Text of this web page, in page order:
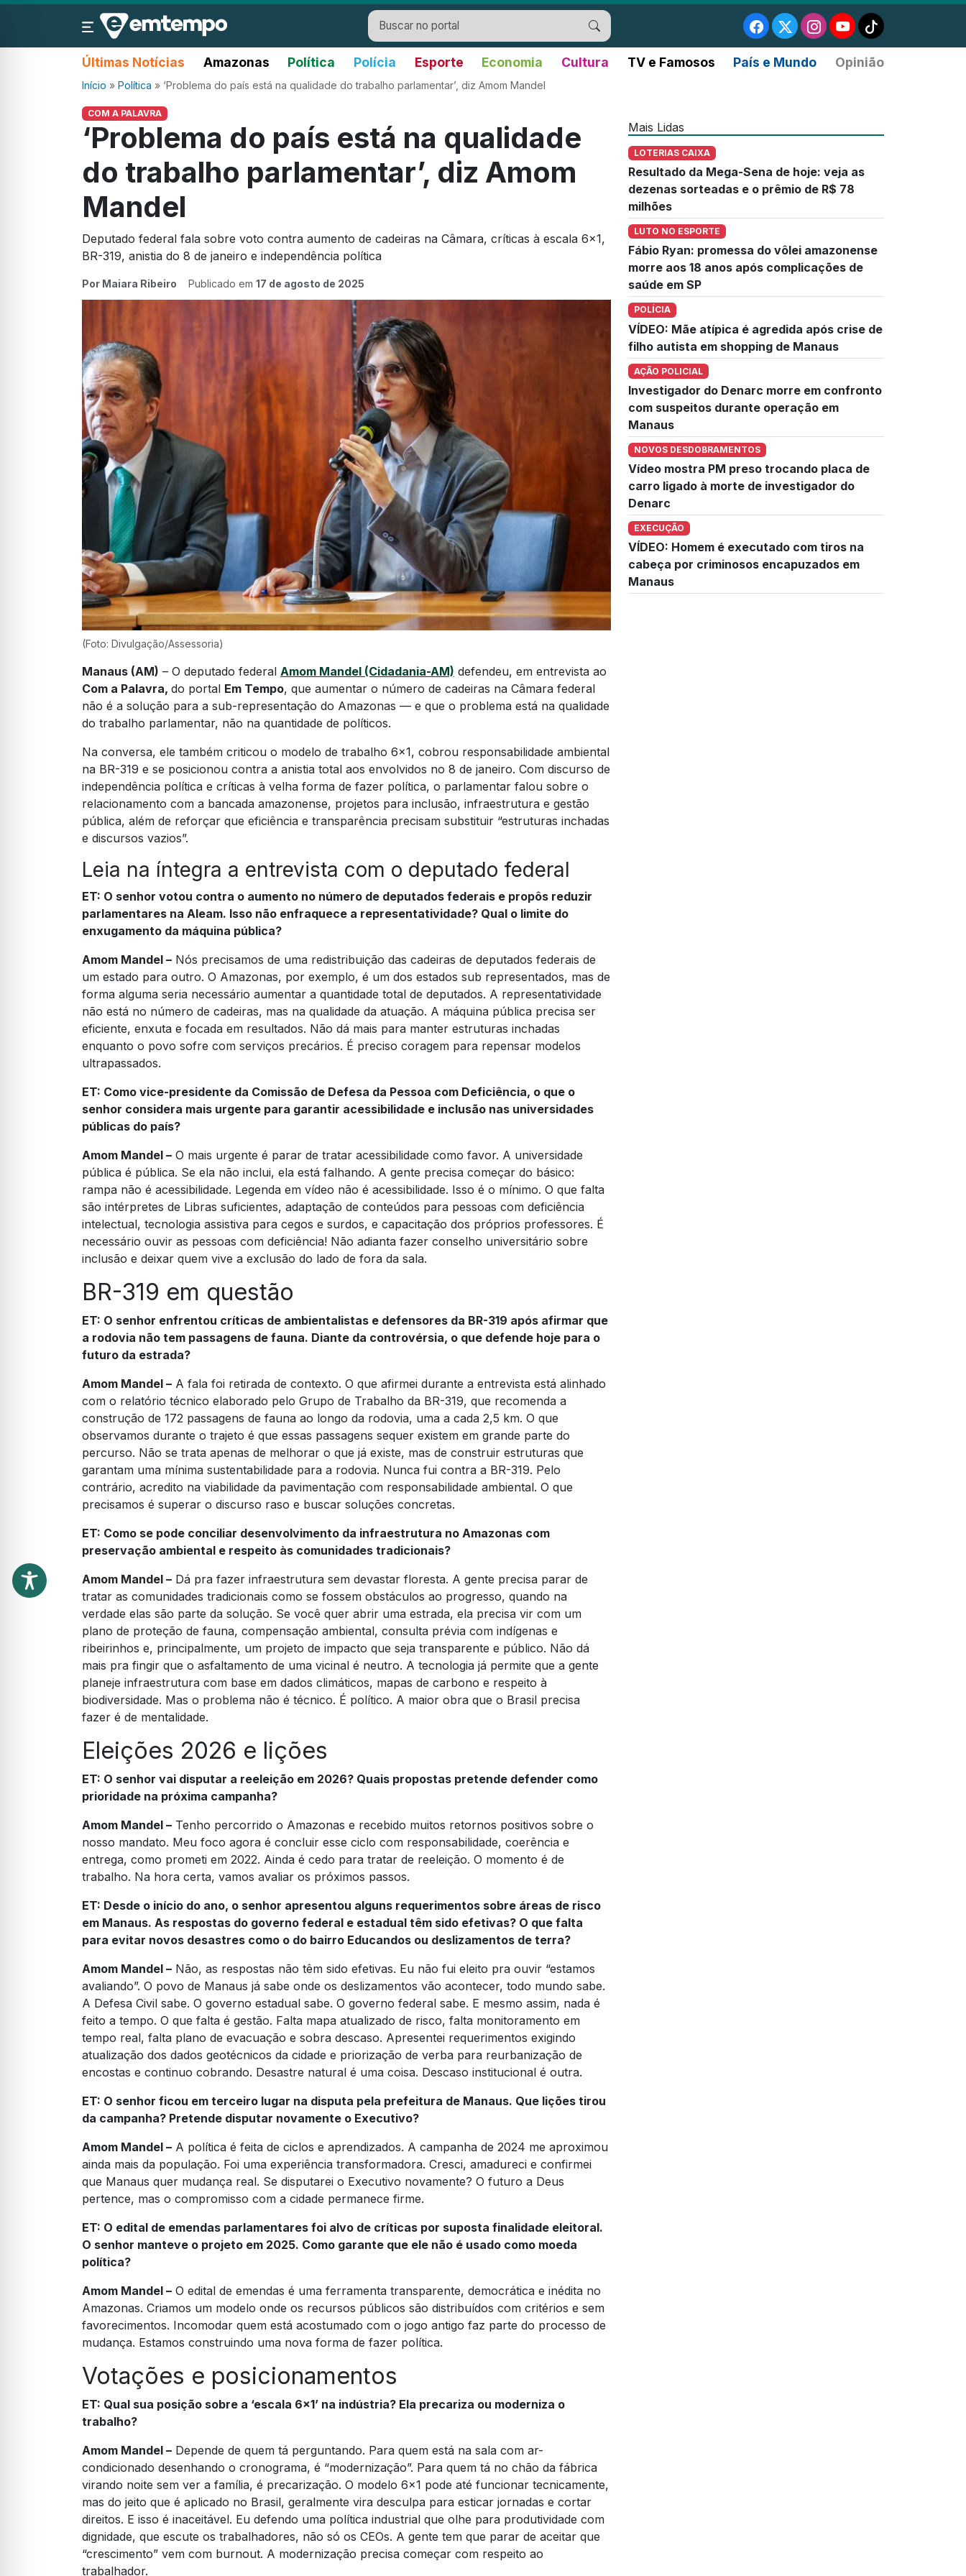
Últimas Notícias Amazonas Política Polícia Esporte Economia Cultura TV e Famosos País e Mundo Opinião
Início » Política » ‘Problema do país está na qualidade do trabalho parlamentar’, diz Amom Mandel
COM A PALAVRA
‘Problema do país está na qualidade
do trabalho parlamentar’, diz Amom
Mandel
Deputado federal fala sobre voto contra aumento de cadeiras na Câmara, críticas à escala 6x1,
BR-319, anistia do 8 de janeiro e independência política
Por Maiara Ribeiro Publicado em 17 de agosto de 2025
(Foto: Divulgação/Assessoria)
Manaus (AM) – O deputado federal Amom Mandel (Cidadania-AM) defendeu, em entrevista ao
Com a Palavra, do portal Em Tempo, que aumentar o número de cadeiras na Câmara federal
não é a solução para a sub-representação do Amazonas — e que o problema está na qualidade
do trabalho parlamentar, não na quantidade de políticos.
Na conversa, ele também criticou o modelo de trabalho 6×1, cobrou responsabilidade ambiental
na BR-319 e se posicionou contra a anistia total aos envolvidos no 8 de janeiro. Com discurso de
independência política e críticas à velha forma de fazer política, o parlamentar falou sobre o
relacionamento com a bancada amazonense, projetos para inclusão, infraestrutura e gestão
pública, além de reforçar que eficiência e transparência precisam substituir “estruturas inchadas
e discursos vazios”.
Leia na íntegra a entrevista com o deputado federal
ET: O senhor votou contra o aumento no número de deputados federais e propôs reduzir
parlamentares na Aleam. Isso não enfraquece a representatividade? Qual o limite do
enxugamento da máquina pública?
Amom Mandel – Nós precisamos de uma redistribuição das cadeiras de deputados federais de
um estado para outro. O Amazonas, por exemplo, é um dos estados sub representados, mas de
forma alguma seria necessário aumentar a quantidade total de deputados. A representatividade
não está no número de cadeiras, mas na qualidade da atuação. A máquina pública precisa ser
eficiente, enxuta e focada em resultados. Não dá mais para manter estruturas inchadas
enquanto o povo sofre com serviços precários. É preciso coragem para repensar modelos
ultrapassados.
ET: Como vice-presidente da Comissão de Defesa da Pessoa com Deficiência, o que o
senhor considera mais urgente para garantir acessibilidade e inclusão nas universidades
públicas do país?
Amom Mandel – O mais urgente é parar de tratar acessibilidade como favor. A universidade
pública é pública. Se ela não inclui, ela está falhando. A gente precisa começar do básico:
rampa não é acessibilidade. Legenda em vídeo não é acessibilidade. Isso é o mínimo. O que falta
são intérpretes de Libras suficientes, adaptação de conteúdos para pessoas com deficiência
intelectual, tecnologia assistiva para cegos e surdos, e capacitação dos próprios professores. É
necessário ouvir as pessoas com deficiência! Não adianta fazer conselho universitário sobre
inclusão e deixar quem vive a exclusão do lado de fora da sala.
BR-319 em questão
ET: O senhor enfrentou críticas de ambientalistas e defensores da BR-319 após afirmar que
a rodovia não tem passagens de fauna. Diante da controvérsia, o que defende hoje para o
futuro da estrada?
Amom Mandel – A fala foi retirada de contexto. O que afirmei durante a entrevista está alinhado
com o relatório técnico elaborado pelo Grupo de Trabalho da BR-319, que recomenda a
construção de 172 passagens de fauna ao longo da rodovia, uma a cada 2,5 km. O que
observamos durante o trajeto é que essas passagens sequer existem em grande parte do
percurso. Não se trata apenas de melhorar o que já existe, mas de construir estruturas que
garantam uma mínima sustentabilidade para a rodovia. Nunca fui contra a BR-319. Pelo
contrário, acredito na viabilidade da pavimentação com responsabilidade ambiental. O que
precisamos é superar o discurso raso e buscar soluções concretas.
ET: Como se pode conciliar desenvolvimento da infraestrutura no Amazonas com
preservação ambiental e respeito às comunidades tradicionais?
Amom Mandel – Dá pra fazer infraestrutura sem devastar floresta. A gente precisa parar de
tratar as comunidades tradicionais como se fossem obstáculos ao progresso, quando na
verdade elas são parte da solução. Se você quer abrir uma estrada, ela precisa vir com um
plano de proteção de fauna, compensação ambiental, consulta prévia com indígenas e
ribeirinhos e, principalmente, um projeto de impacto que seja transparente e público. Não dá
mais pra fingir que o asfaltamento de uma vicinal é neutro. A tecnologia já permite que a gente
planeje infraestrutura com base em dados climáticos, mapas de carbono e respeito à
biodiversidade. Mas o problema não é técnico. É político. A maior obra que o Brasil precisa
fazer é de mentalidade.
Eleições 2026 e lições
ET: O senhor vai disputar a reeleição em 2026? Quais propostas pretende defender como
prioridade na próxima campanha?
Amom Mandel – Tenho percorrido o Amazonas e recebido muitos retornos positivos sobre o
nosso mandato. Meu foco agora é concluir esse ciclo com responsabilidade, coerência e
entrega, como prometi em 2022. Ainda é cedo para tratar de reeleição. O momento é de
trabalho. Na hora certa, vamos avaliar os próximos passos.
ET: Desde o início do ano, o senhor apresentou alguns requerimentos sobre áreas de risco
em Manaus. As respostas do governo federal e estadual têm sido efetivas? O que falta
para evitar novos desastres como o do bairro Educandos ou deslizamentos de terra?
Amom Mandel – Não, as respostas não têm sido efetivas. Eu não fui eleito pra ouvir “estamos
avaliando”. O povo de Manaus já sabe onde os deslizamentos vão acontecer, todo mundo sabe.
A Defesa Civil sabe. O governo estadual sabe. O governo federal sabe. E mesmo assim, nada é
feito a tempo. O que falta é gestão. Falta mapa atualizado de risco, falta monitoramento em
tempo real, falta plano de evacuação e sobra descaso. Apresentei requerimentos exigindo
atualização dos dados geotécnicos da cidade e priorização de verba para reurbanização de
encostas e continuo cobrando. Desastre natural é uma coisa. Descaso institucional é outra.
ET: O senhor ficou em terceiro lugar na disputa pela prefeitura de Manaus. Que lições tirou
da campanha? Pretende disputar novamente o Executivo?
Amom Mandel – A política é feita de ciclos e aprendizados. A campanha de 2024 me aproximou
ainda mais da população. Foi uma experiência transformadora. Cresci, amadureci e confirmei
que Manaus quer mudança real. Se disputarei o Executivo novamente? O futuro a Deus
pertence, mas o compromisso com a cidade permanece firme.
ET: O edital de emendas parlamentares foi alvo de críticas por suposta finalidade eleitoral.
O senhor manteve o projeto em 2025. Como garante que ele não é usado como moeda
política?
Amom Mandel – O edital de emendas é uma ferramenta transparente, democrática e inédita no
Amazonas. Criamos um modelo onde os recursos públicos são distribuídos com critérios e sem
favorecimentos. Incomodar quem está acostumado com o jogo antigo faz parte do processo de
mudança. Estamos construindo uma nova forma de fazer política.
Votações e posicionamentos
ET: Qual sua posição sobre a ‘escala 6×1’ na indústria? Ela precariza ou moderniza o
trabalho?
Amom Mandel – Depende de quem tá perguntando. Para quem está na sala com ar-
condicionado desenhando o cronograma, é “modernização”. Para quem tá no chão da fábrica
virando noite sem ver a família, é precarização. O modelo 6×1 pode até funcionar tecnicamente,
mas do jeito que é aplicado no Brasil, geralmente vira desculpa para esticar jornadas e cortar
direitos. E isso é inaceitável. Eu defendo uma política industrial que olhe para produtividade com
dignidade, que escute os trabalhadores, não só os CEOs. A gente tem que parar de aceitar que
“crescimento” vem com burnout. A modernização precisa começar com respeito ao
trabalhador.
Mais Lidas
LOTERIAS CAIXA
Resultado da Mega-Sena de hoje: veja as
dezenas sorteadas e o prêmio de R$ 78
milhões
LUTO NO ESPORTE
Fábio Ryan: promessa do vôlei amazonense
morre aos 18 anos após complicações de
saúde em SP
POLÍCIA
VÍDEO: Mãe atípica é agredida após crise de
filho autista em shopping de Manaus
AÇÃO POLICIAL
Investigador do Denarc morre em confronto
com suspeitos durante operação em
Manaus
NOVOS DESDOBRAMENTOS
Vídeo mostra PM preso trocando placa de
carro ligado à morte de investigador do
Denarc
EXECUÇÃO
VÍDEO: Homem é executado com tiros na
cabeça por criminosos encapuzados em
Manaus